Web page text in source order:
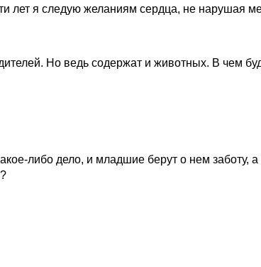
лет я следую желаниям сердца, не нарушая
Но ведь содержат и животных. В чем
либо дело, и младшие берут о нем заботу,